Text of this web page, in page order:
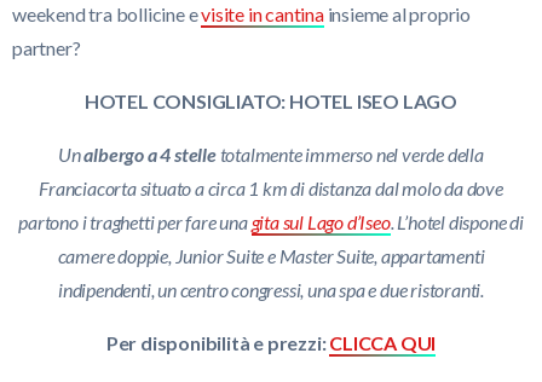
weekend tra bollicine evisite in cantinainsieme al proprio
partner?
HOTEL CONSIGLIATO: HOTEL ISEO LAGO
Unalbergo a 4 stelletotalmente immerso nel verde della
Franciacorta situato a circa 1 km di distanza dal molo da dove
partono i traghetti perfare unagita sul Lago d’Iseo. L’hotel dispone di
camere doppie, Junior Suite e Master Suite, appartamenti
indipendenti, un centro congressi, una spa e due ristoranti.
Per disponibilità e prezzi:CLICCA QUI